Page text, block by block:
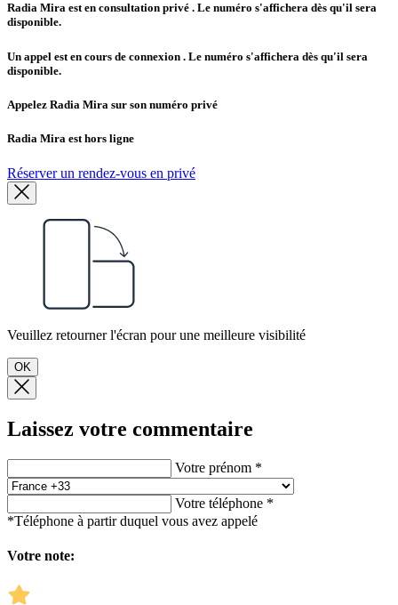
Radia Mira est en consultation privé . Le numéro s'affichera dès qu'il sera
disponible.
Un appel est en cours de connexion . Le numéro s'affichera dès qu'il sera
disponible.
Appelez Radia Mira sur son numéro privé
Radia Mira est hors ligne
Réserver un rendez-vous en privé
Veuillez retourner l'écran pour une meilleure visibilité
OK
Laissez votre commentaire
Votre prénom *
Votre téléphone *
*Téléphone à partir duquel vous avez appelé
Votre note: